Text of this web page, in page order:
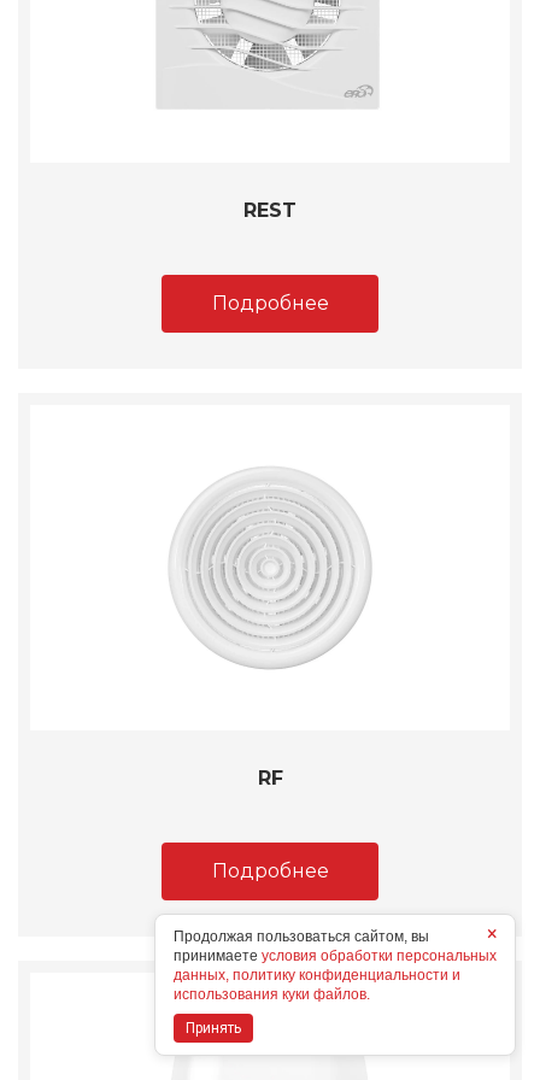
REST
Подробнее
RF
Подробнее
×
Продолжая пользоваться сайтом, вы
принимаете условия обработки персональных
данных, политику конфиденциальности и
использования куки файлов.
Принять